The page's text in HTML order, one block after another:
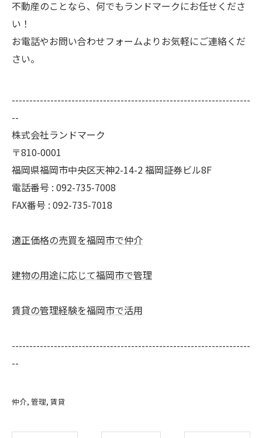
不動産のことなら、何でもランドマークにお任せくださ
い！
お電話やお問い合わせフォームよりお気軽にご連絡くだ
さい。
--------------------------------------------------------------------
--
株式会社ランドマーク
〒810-0001
福岡県福岡市中央区天神2-14-2 福岡証券ビル8F
電話番号 : 092-735-7008
FAX番号 : 092-735-7018
適正価格の売買を福岡市で仲介
建物の用途に応じて福岡市で管理
賃貸の管理経験を福岡市で活用
--------------------------------------------------------------------
--
仲介 管理 賃貸